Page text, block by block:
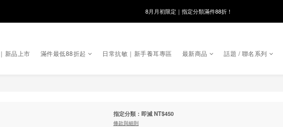
8月月初限定｜指定分類滿件88折！
新品上市 滿件最低88折起 日常抗敏｜新手養耳專區 最新商品 話題 / 聯名系列
指定分類：即減 NT$450
條款與細則